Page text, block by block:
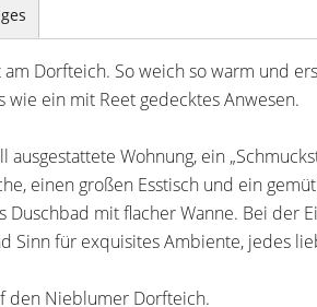
Dorfteich. So weich so warm und
wie ein mit Reet gedecktes Anwesen.
Wohnung, ein
einen großen Esstisch und ein
Duschbad mit flacher Wanne. Bei der
Sinn für exquisites Ambiente, jedes
den Nieblumer Dorfteich.